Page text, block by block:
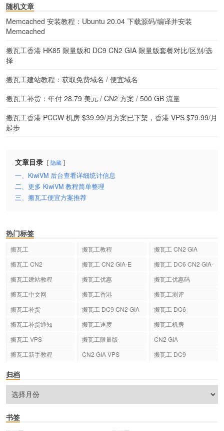
随机文章
Memcached 安装教程：Ubuntu 20.04 下载源码/编译并安装
Memcached
搬瓦工香港 HK85 限量版和 DC9 CN2 GIA 限量版套餐对比/区别/选
择
搬瓦工建站教程：获取免费域名 / 便宜域名
搬瓦工补货：年付 28.79 美元 / CN2 方案 / 500 GB 流量
搬瓦工香港 PCCW 机房 $39.99/月方案已下架，香港 VPS $79.99/月
起步
文章目录 隐藏
一、KiwiVM 后台查看详细统计信息
二、更多 KiwiVM 教程简单整理
三、搬瓦工便宜方案推荐
热门标签
搬瓦工 搬瓦工教程
搬瓦工 CN2 GIA
搬瓦工 CN2
搬瓦工 CN2 GIA-E
搬瓦工 DC6 CN2 GIA-
搬瓦工建站教程 搬瓦工优惠
搬瓦工优惠码
搬瓦工中文网
搬瓦工香港
搬瓦工测评
搬瓦工补货
搬瓦工 DC9 CN2 GIA
搬瓦工 DC6
搬瓦工补货通知
搬瓦工速度
搬瓦工机房
搬瓦工 VPS
搬瓦工限量版
CN2 GIA
搬瓦工新手教程
CN2 GIA VPS 搬瓦工 DC9
归档
书签